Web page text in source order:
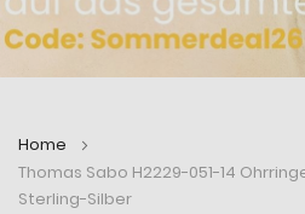
Home
Thomas Sabo H2229-051-14
Sterling-Silber